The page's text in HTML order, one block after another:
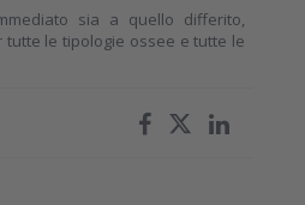
sia a quello differito,
tutte le tipologie ossee e tutte le